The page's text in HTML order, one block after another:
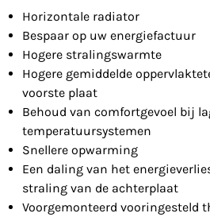
Horizontale radiator
Bespaar op uw energiefactuur
Hogere stralingswarmte
Hogere gemiddelde
voorste plaat
Behoud van comfortgevoel bij
temperatuursystemen
Snellere opwarming
Een daling van het
straling van de achterplaat
Voorgemonteerd vooringesteld